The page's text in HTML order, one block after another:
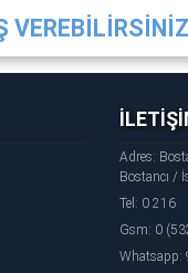
Adres:
Bostancı /
Tel: 0 216
Gsm: 0
Whatsapp: